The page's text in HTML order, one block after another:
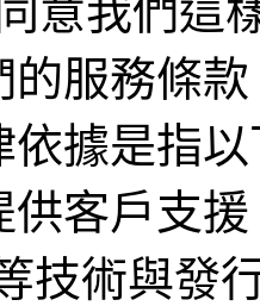
意我們這
的服務條
依據是指
供客戶支
技術與發